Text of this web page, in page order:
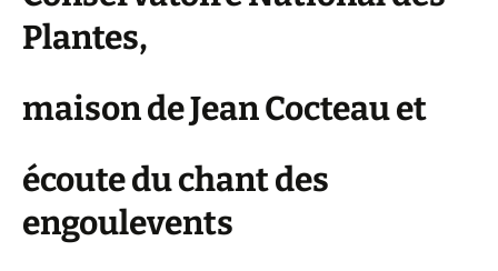
Plantes,
maison de Jean Cocteau et
écoute du chant des
engoulevents